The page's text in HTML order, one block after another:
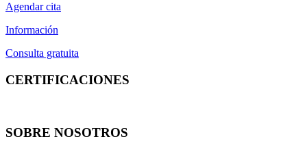
Agendar cita
Información
Consulta gratuita
CERTIFICACIONES
SOBRE NOSOTROS